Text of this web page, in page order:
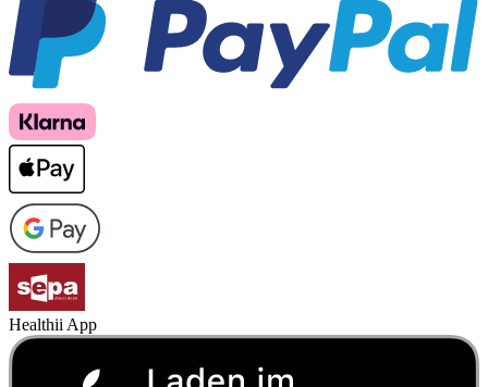
Healthii App